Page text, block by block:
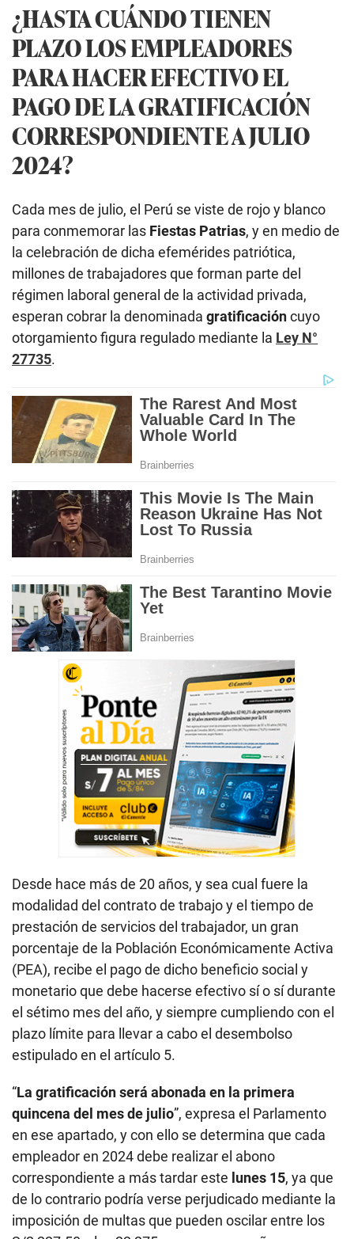
¿HASTA CUÁNDO TIENEN
PLAZO LOS EMPLEADORES
PARA HACER EFECTIVO EL
PAGO DE LA GRATIFICACIÓN
CORRESPONDIENTE A JULIO
2024?
Cada mes de julio, el Perú se viste de rojo y blanco
para conmemorar las Fiestas Patrias, y en medio de
la celebración de dicha efemérides patriótica,
millones de trabajadores que forman parte del
régimen laboral general de la actividad privada,
esperan cobrar la denominada gratificacióncuyo
otorgamiento figura regulado mediante la Ley N°
27735.
Desde hace más de 20 años, y sea cual fuere la
modalidad del contrato de trabajo y el tiempo de
prestación de servicios del trabajador, un gran
porcentaje de la Población Económicamente Activa
(PEA), recibe el pago de dicho beneficio social y
monetario que debe hacerse efectivo sí o sí durante
el sétimo mes del año, y siempre cumpliendo con el
plazo límite para llevar a cabo el desembolso
estipulado en el artículo 5.
“La gratificación será abonada en la primera
quincena del mes de julio”, expresa el Parlamento
en ese apartado, y con ello se determina que cada
empleador en 2024 debe realizar el abono
correspondiente a más tardar este lunes 15, ya que
de lo contrario podría verse perjudicado mediante la
imposición de multas que pueden oscilar entre los